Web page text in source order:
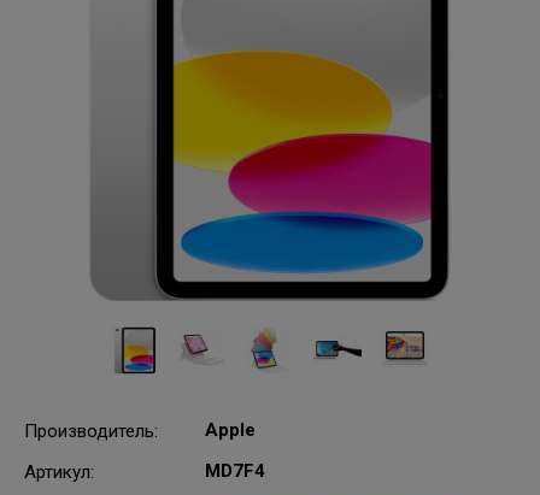
Производитель:
Apple
Артикул:
MD7F4